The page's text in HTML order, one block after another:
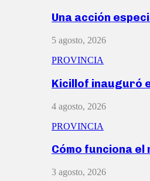
Una acción
5 agosto, 2026
PROVINCIA
Kicillof inauguró
4 agosto, 2026
PROVINCIA
Cómo funciona
3 agosto, 2026